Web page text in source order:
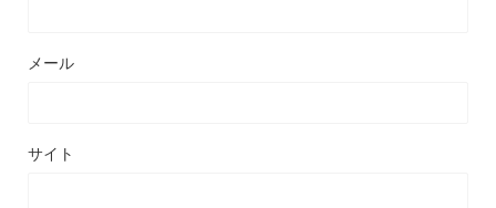
メール
サイト